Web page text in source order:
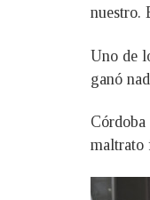
nuestro.
Uno de
ganó
maltrato